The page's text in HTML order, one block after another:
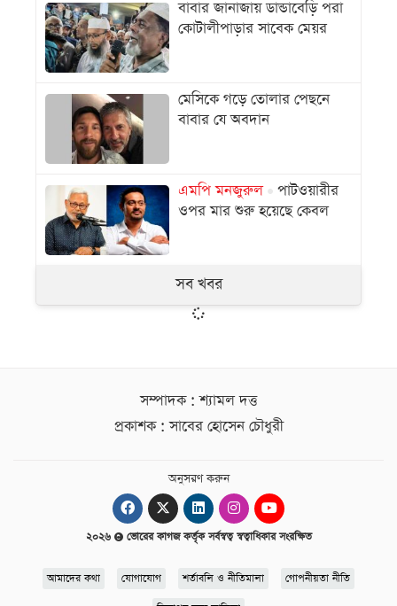
বাবার জানাজায় ডান্ডাবেড়ি পরা
কোটালীপাড়ার সাবেক মেয়র
মেসিকে গড়ে তোলার পেছনে
বাবার যে অবদান
এমপি মনজুরুল
পাটওয়ারীর
ওপর মার শুরু হয়েছে কেবল
সব খবর
সম্পাদক : শ্যামল দত্ত
প্রকাশক : সাবের হোসেন চৌধুরী
অনুসরণ করুন
২০২৬ ভোরের কাগজ কর্তৃক সর্বস্বত্ব স্বত্বাধিকার সংরক্ষিত
আমাদের কথা যোগাযোগ শর্তাবলি ও নীতিমালা গোপনীয়তা নীতি